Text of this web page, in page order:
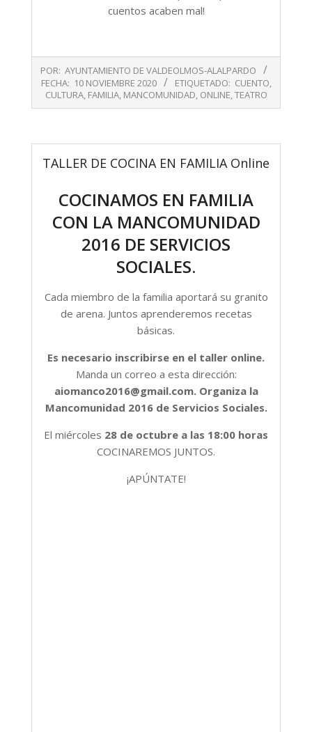
cuentos acaben mal!
11-
POR: AYUNTAMIENTO DE VALDEOLMOS-ALALPARDO
FECHA: 10 NOVIEMBRE 2020 ETIQUETADO: CUENTO,
CULTURA, FAMILIA, MANCOMUNIDAD, ONLINE,TEATRO
TALLER DE COCINA EN FAMILIA Online
COCINAMOS EN FAMILIA
CON LA MANCOMUNIDAD
2016 DE SERVICIOS
SOCIALES.
Cada miembro de la familia aportará su granito
de arena. Juntos aprenderemos recetas
básicas.
Es necesario inscribirse en el taller online.
Manda un correo a esta dirección:
aiomanco2016@gmail.com. Organiza la
Mancomunidad 2016 de Servicios Sociales.
El miércoles 28 de octubre a las 18:00 horas
COCINAREMOS JUNTOS.
¡APÚNTATE!